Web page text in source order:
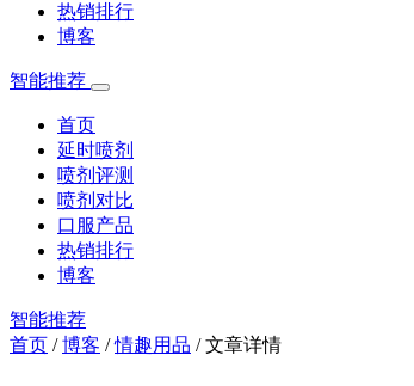
热销排行
博客
智能推荐
首页
延时喷剂
喷剂评测
喷剂对比
口服产品
热销排行
博客
智能推荐
首页 /博客 /情趣用品 /文章详情